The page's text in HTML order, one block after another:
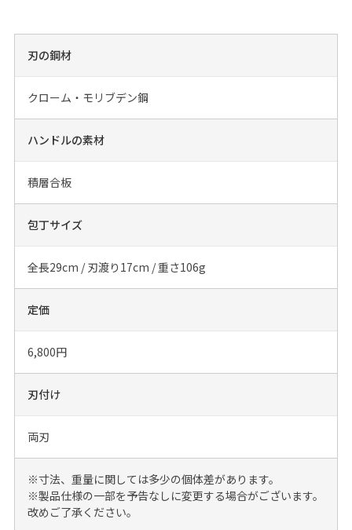
刃の鋼材
クローム・モリブデン鋼
ハンドルの素材
積層合板
包丁サイズ
全長29cm / 刃渡り17cm / 重さ106g
定価
6,800円
刃付け
両刃
※寸法、重量に関しては多少の個体差があります。
※製品仕様の一部を予告なしに変更する場合がございます。
改めご了承ください。